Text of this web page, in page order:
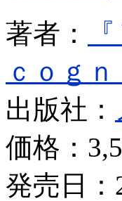
著者：
ｃｏｇ
出版社：
価格：
発売日：